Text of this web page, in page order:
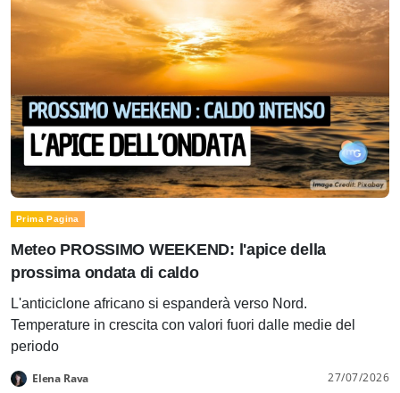
Prima Pagina
Meteo PROSSIMO WEEKEND: l'apice della
prossima ondata di caldo
L'anticiclone africano si espanderà verso Nord.
Temperature in crescita con valori fuori dalle medie del
periodo
Elena Rava 27/07/2026